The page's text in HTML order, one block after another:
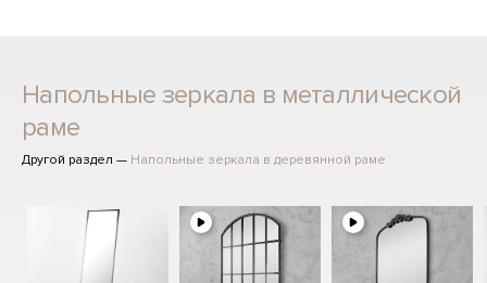
Напольные зеркала в металлической
раме
Другой раздел — Напольные зеркала в деревянной раме